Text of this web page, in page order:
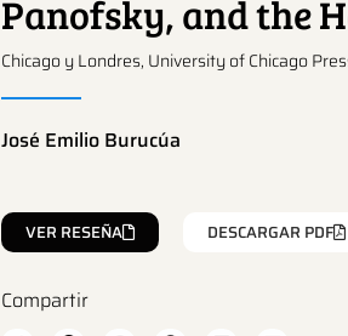
Panofsky, and the
Chicago y Londres, University of Chicago
José Emilio Burucúa
VER RESEÑA DESCARGAR PDF
Compartir